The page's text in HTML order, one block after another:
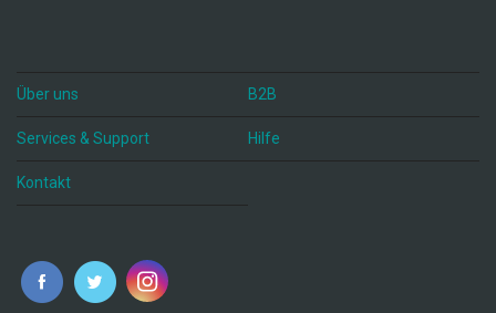
Über uns B2B
Services & Support Hilfe
Kontakt